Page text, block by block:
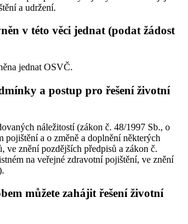
a udržení.
v této věci jednat (podat žádost
jednat OSVČ.
a postup pro řešení životní
náležitostí (zákon č. 48/1997 Sb., o
pojištění a o změně a doplnění některých
ve znění pozdějších předpisů a zákon č.
na veřejné zdravotní pojištění, ve znění
můžete zahájit řešení životní